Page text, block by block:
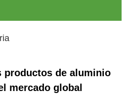
productos de aluminio
mercado global